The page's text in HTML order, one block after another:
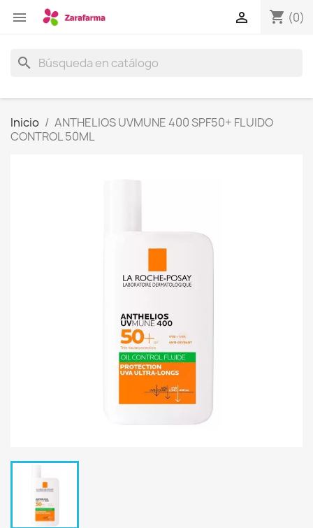
 shopping_cart (0)

search
Inicio
ANTHELIOS UVMUNE 400 SPF50+ FLUIDO
CONTROL 50ML